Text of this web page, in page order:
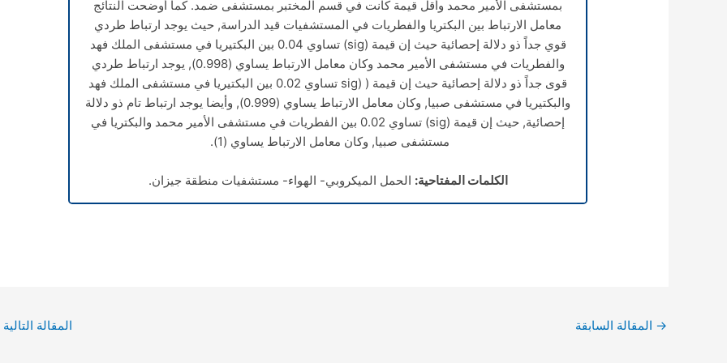
بمستشفى الأمير محمد وأقل قيمة كانت في قسم المختبر بمستشفى ضمد. كما أوضحت النتائج
معامل الارتباط بين البكتريا والفطريات في المستشفيات قيد الدراسة, حيث يوجد ارتباط طردي
قوي جداً ذو دلالة إحصائية حيث إن قيمة (sig) تساوي 0.04 بين البكتيريا في مستشفى الملك فهد
والفطريات في مستشفى الأمير محمد وكان معامل الارتباط يساوي (0.998), يوجد ارتباط طردي
قوى جداً ذو دلالة إحصائية حيث إن قيمة ( (sig تساوي 0.02 بين البكتيريا في مستشفى الملك فهد
والبكتيريا في مستشفى صبيا, وكان معامل الارتباط يساوي (0.999), وأيضا يوجد ارتباط تام ذو دلالة
إحصائية, حيث إن قيمة (sig) تساوي 0.02 بين الفطريات في مستشفى الأمير محمد والبكتريا في
مستشفى صبيا, وكان معامل الارتباط يساوي (1).
الكلمات المفتاحية: الحمل الميكروبي- الهواء- مستشفيات منطقة جيزان.
→ المقالة السابقة المقالة التالية